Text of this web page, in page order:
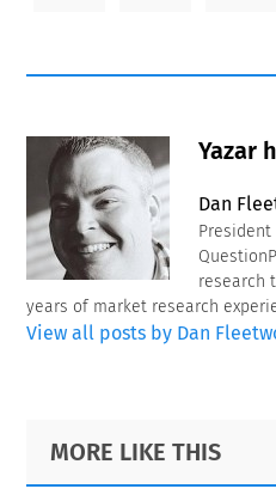
Yazar
Dan
research
years of market research
View all posts by Dan
Primary
Sidebar
Footer
MORE LIKE THIS